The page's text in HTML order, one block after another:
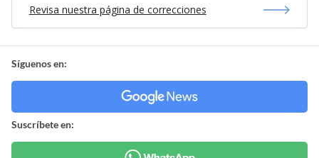
Revisa nuestra página de correcciones
Síguenos en:
Suscríbete en: